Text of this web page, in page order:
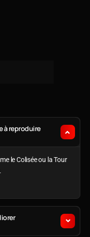
à reproduire
le Colisée ou la Tour